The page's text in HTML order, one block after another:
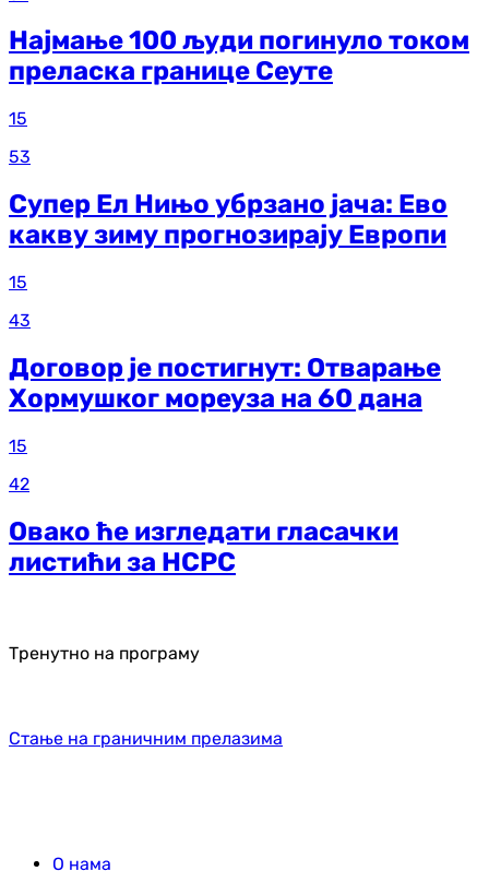
Најмање 100 људи погинуло током
преласка границе Сеуте
15
53
Супер Ел Нињо убрзано јача: Ево
какву зиму прогнозирају Европи
15
43
Договор је постигнут: Отварање
Хормушког мореуза на 60 дана
15
42
Овако ће изгледати гласачки
листићи за НСРС
Тренутно на програму
Стање на граничним прелазима
О нама